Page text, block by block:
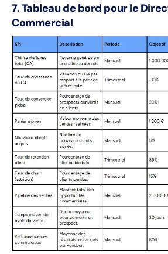
7. Tableau de bord pour le
Commercial